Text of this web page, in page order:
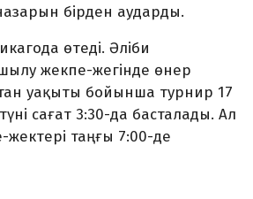
бірден аударды.
өтеді. Әліби
жекпе-жегінде өнер
уақыты бойынша турнир 17
сағат 3:30-да басталады. Ал
таңғы 7:00-де